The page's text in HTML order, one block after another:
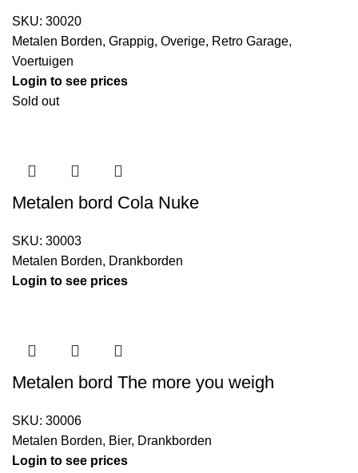
SKU: 30020
Metalen Borden, Grappig, Overige, Retro Garage,
Voertuigen
Login to see prices
Sold out
Metalen bord Cola Nuke
SKU: 30003
Metalen Borden, Drankborden
Login to see prices
Metalen bord The more you weigh
SKU: 30006
Metalen Borden, Bier, Drankborden
Login to see prices